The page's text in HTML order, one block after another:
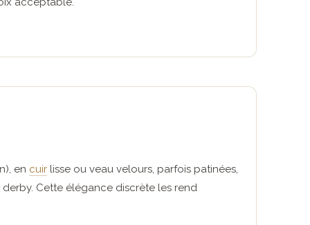
en cuirlisse ou veau velours, parfois patinées,
Cette élégance discrète les rend